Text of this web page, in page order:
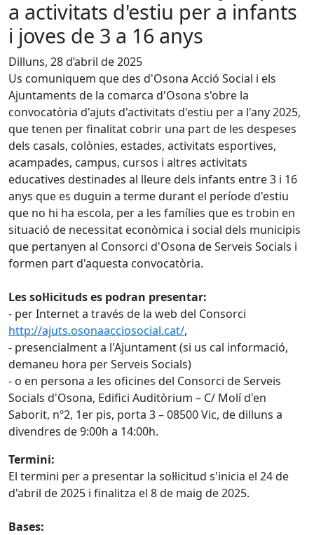
a activitats d'estiu per a infants
i joves de 3 a 16 anys
Dilluns, 28 d’abril de 2025
Us comuniquem que des d'Osona Acció Social i els
Ajuntaments de la comarca d'Osona s'obre la
convocatòria d'ajuts d'activitats d'estiu per a l'any 2025,
que tenen per finalitat cobrir una part de les despeses
dels casals, colònies, estades, activitats esportives,
acampades, campus, cursos i altres activitats
educatives destinades al lleure dels infants entre 3 i 16
anys que es duguin a terme durant el període d'estiu
que no hi ha escola, per a les famílies que es trobin en
situació de necessitat econòmica i social dels municipis
que pertanyen al Consorci d'Osona de Serveis Socials i
formen part d'aquesta convocatòria.
Les sol·licituds es podran presentar:
- per Internet a través de la web del Consorci
http://ajuts.osonaacciosocial.cat/,
- presencialment a l'Ajuntament (si us cal informació,
demaneu hora per Serveis Socials)
- o en persona a les oficines del Consorci de Serveis
Socials d'Osona, Edifici Auditòrium – C/ Molí d'en
Saborit, nº2, 1er pis, porta 3 – 08500 Vic, de dilluns a
divendres de 9:00h a 14:00h.
Termini:
El termini per a presentar la sol·licitud s'inicia el 24 de
d'abril de 2025 i finalitza el 8 de maig de 2025.
Bases: